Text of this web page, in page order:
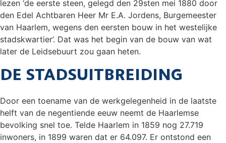
lezen ‘de eerste steen, gelegd den 29sten mei 1880 door
den Edel Achtbaren Heer Mr E.A. Jordens, Burgemeester
van Haarlem, wegens den eersten bouw in het westelijke
stadskwartier’. Dat was het begin van de bouw van wat
later de Leidsebuurt zou gaan heten.
DE STADSUITBREIDING
Door een toename van de werkgelegenheid in de laatste
helft van de negentiende eeuw neemt de Haarlemse
bevolking snel toe. Telde Haarlem in 1859 nog 27.719
inwoners, in 1899 waren dat er 64.097. Er ontstond een